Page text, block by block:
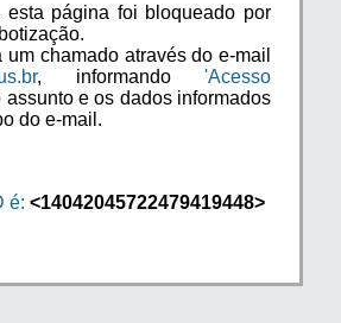
esta página foi bloqueado por
um chamado através do e-mail
, informando 'Acesso
assunto e os dados informados
do e-mail.
é: <14042045722479419448>